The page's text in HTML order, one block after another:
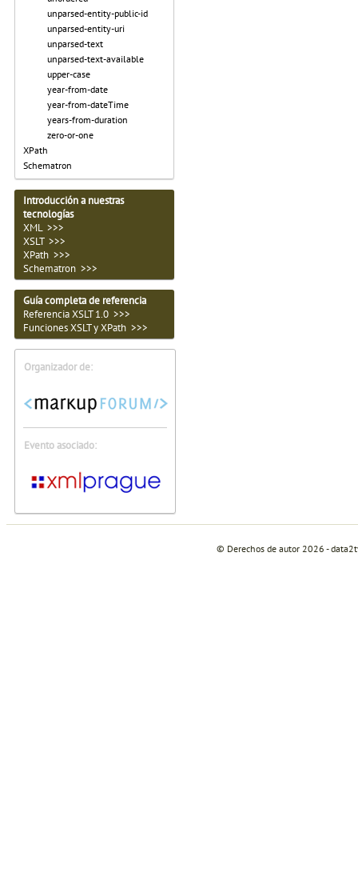
unparsed-entity-public-id
unparsed-entity-uri
unparsed-text
unparsed-text-available
upper-case
year-from-date
year-from-dateTime
years-from-duration
zero-or-one
XPath
Schematron
Introducción a nuestras
tecnologías
XML >>>
XSLT >>>
XPath >>>
Schematron >>>
Guía completa de referencia
Referencia XSLT 1.0 >>>
Funciones XSLT y XPath >>>
Organizador de:
Evento asociado:
© Derechos de autor 2026 -